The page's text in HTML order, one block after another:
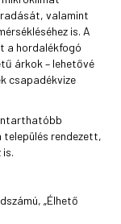
valamint
is. A
a hordalékfogó
árkok – lehetővé
csapadékvize
település rendezett,
„Élhető